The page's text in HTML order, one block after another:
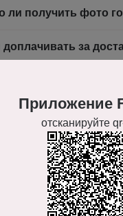
ли получить фото
за
заказ?
заказ на
Приложение
отсканируйте